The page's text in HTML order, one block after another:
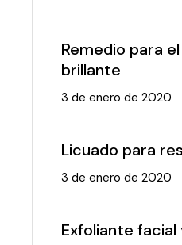
Remedio para
brillante
3 de enero de 2020
Licuado para
3 de enero de 2020
Exfoliante